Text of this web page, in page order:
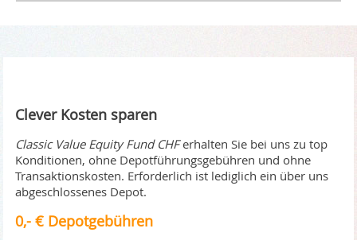
Clever Kosten sparen
Classic Value Equity Fund CHFerhalten Sie bei uns zu top
Konditionen, ohne Depotführungsgebühren und ohne
Transaktionskosten. Erforderlich ist lediglich ein über uns
abgeschlossenes Depot.
0,- € Depotgebühren